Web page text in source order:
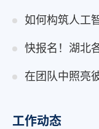
如何构筑人工
快报名！湖北
在团队中照亮
工作动态